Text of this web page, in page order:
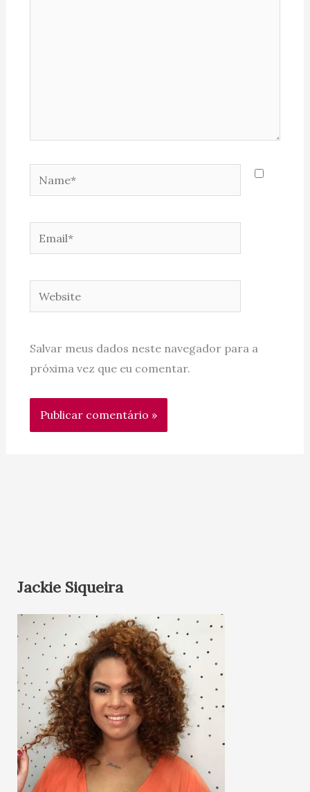
Name*
Email*
Website
Salvar meus dados neste navegador para a
próxima vez que eu comentar.
Jackie Siqueira